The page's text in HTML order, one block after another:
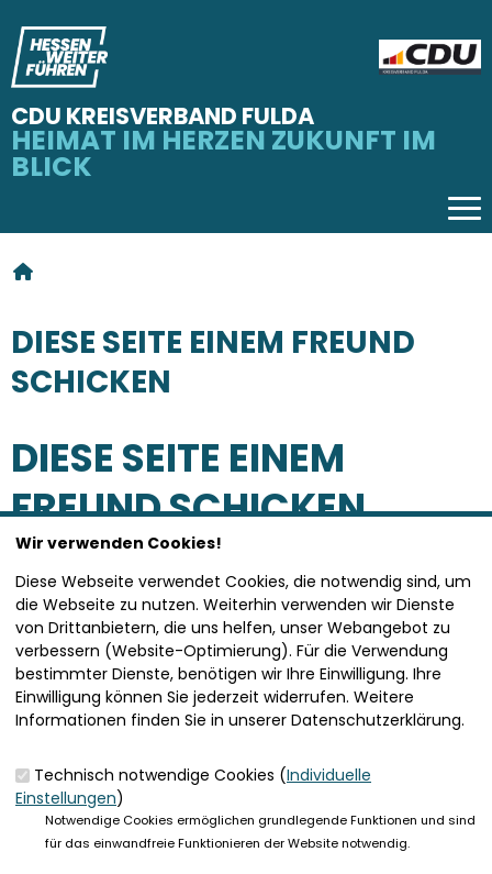
CDU KREISVERBAND FULDA
HEIMAT IM HERZEN ZUKUNFT IM
BLICK
SIE SIND HIER
DIESE SEITE EINEM FREUND
SCHICKEN
DIESE SEITE EINEM
FREUND SCHICKEN
SEITE VERSENDEN
Vielen Dank, dass Sie die Inhalte unserer Homepage
weiterempfehlen.
Anmerkung: Ihre E-Mail-Adresse wird benötigt um die
Personen, denen Sie die Seite weiterempfehlen, zu
kein Spam ist.
Das mit * gekennzeichnete Feld ist ein Pflichtfeld.
Eigene E-Mail-Adresse *
Wir verwenden Cookies!
Diese Webseite verwendet Cookies, die notwendig sind, um
die Webseite zu nutzen. Weiterhin verwenden wir Dienste
von Drittanbietern, die uns helfen, unser Webangebot zu
verbessern (Website-Optimierung). Für die Verwendung
bestimmter Dienste, benötigen wir Ihre Einwilligung. Ihre
Einwilligung können Sie jederzeit widerrufen. Weitere
Informationen finden Sie in unserer Datenschutzerklärung.
Technisch notwendige Cookies (Individuelle
Einstellungen)
Notwendige Cookies ermöglichen grundlegende Funktionen und sind
für das einwandfreie Funktionieren der Website notwendig.